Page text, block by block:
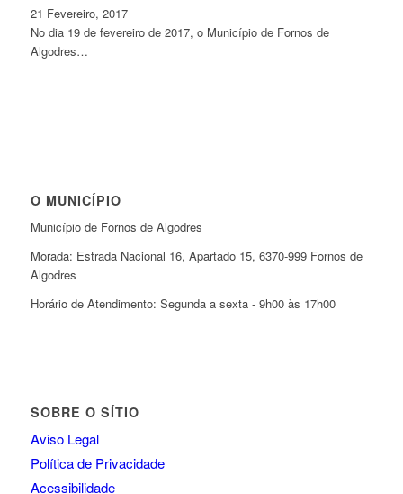
21 Fevereiro, 2017
No dia 19 de fevereiro de 2017, o Município de Fornos de
Algodres…
O MUNICÍPIO
Município de Fornos de Algodres
Morada: Estrada Nacional 16, Apartado 15, 6370-999 Fornos de
Algodres
Horário de Atendimento: Segunda a sexta - 9h00 às 17h00
SOBRE O SÍTIO
Aviso Legal
Política de Privacidade
Acessibilidade